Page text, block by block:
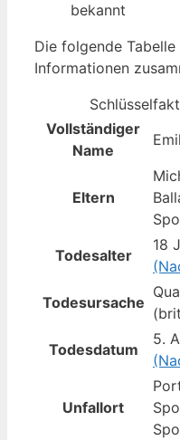
bekannt
Die folgende
Informationen
Vollständiger
Name
Eltern
Todesalter
18
Todesursache
Todesdatum
5.
Unfallort